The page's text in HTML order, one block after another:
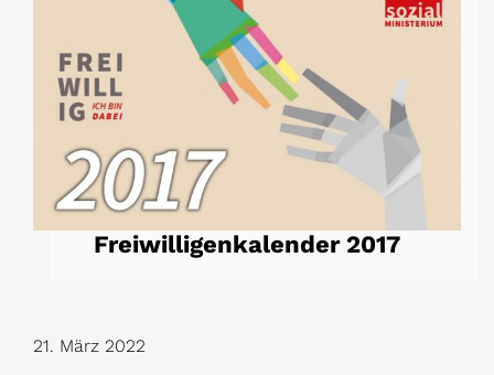
Freiwilligenkalender 2017
21. März 2022